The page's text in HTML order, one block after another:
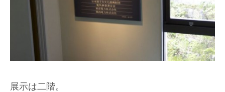
展示は二階。